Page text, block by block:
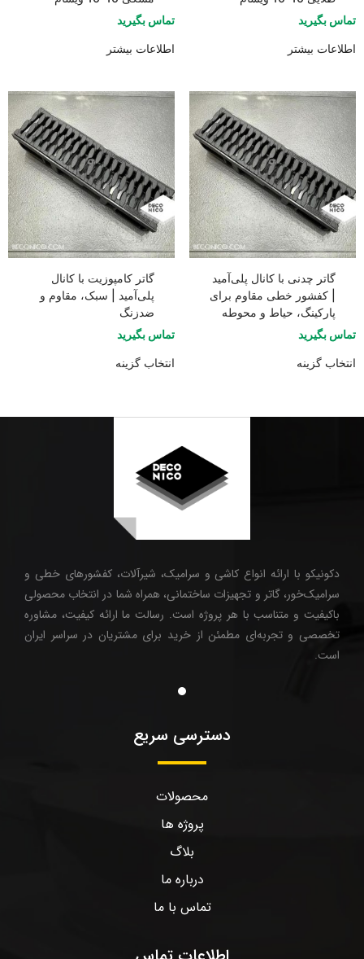
تماس بگیرید
اطلاعات بیشتر
تماس بگیرید
اطلاعات بیشتر
گاتر چدنی با کانال پلی‌آمید
| کفشور خطی مقاوم برای
پارکینگ، حیاط و محوطه
تماس بگیرید
انتخاب گزینه
گاتر کامپوزیت با کانال
پلی‌آمید | سبک، مقاوم و
ضدزنگ
تماس بگیرید
انتخاب گزینه
دکونیکو با ارائه انواع کاشی و سرامیک، شیرآلات، کفشورهای خطی و
سرامیک‌خور، گاتر و تجهیزات ساختمانی، همراه شما در انتخاب محصولی
باکیفیت و متناسب با هر پروژه است. رسالت ما ارائه کیفیت، مشاوره
تخصصی و تجربه‌ای مطمئن از خرید برای مشتریان در سراسر ایران
است.
دسترسی سریع
محصولات
پروژه ها
بلاگ
درباره ما
تماس با ما